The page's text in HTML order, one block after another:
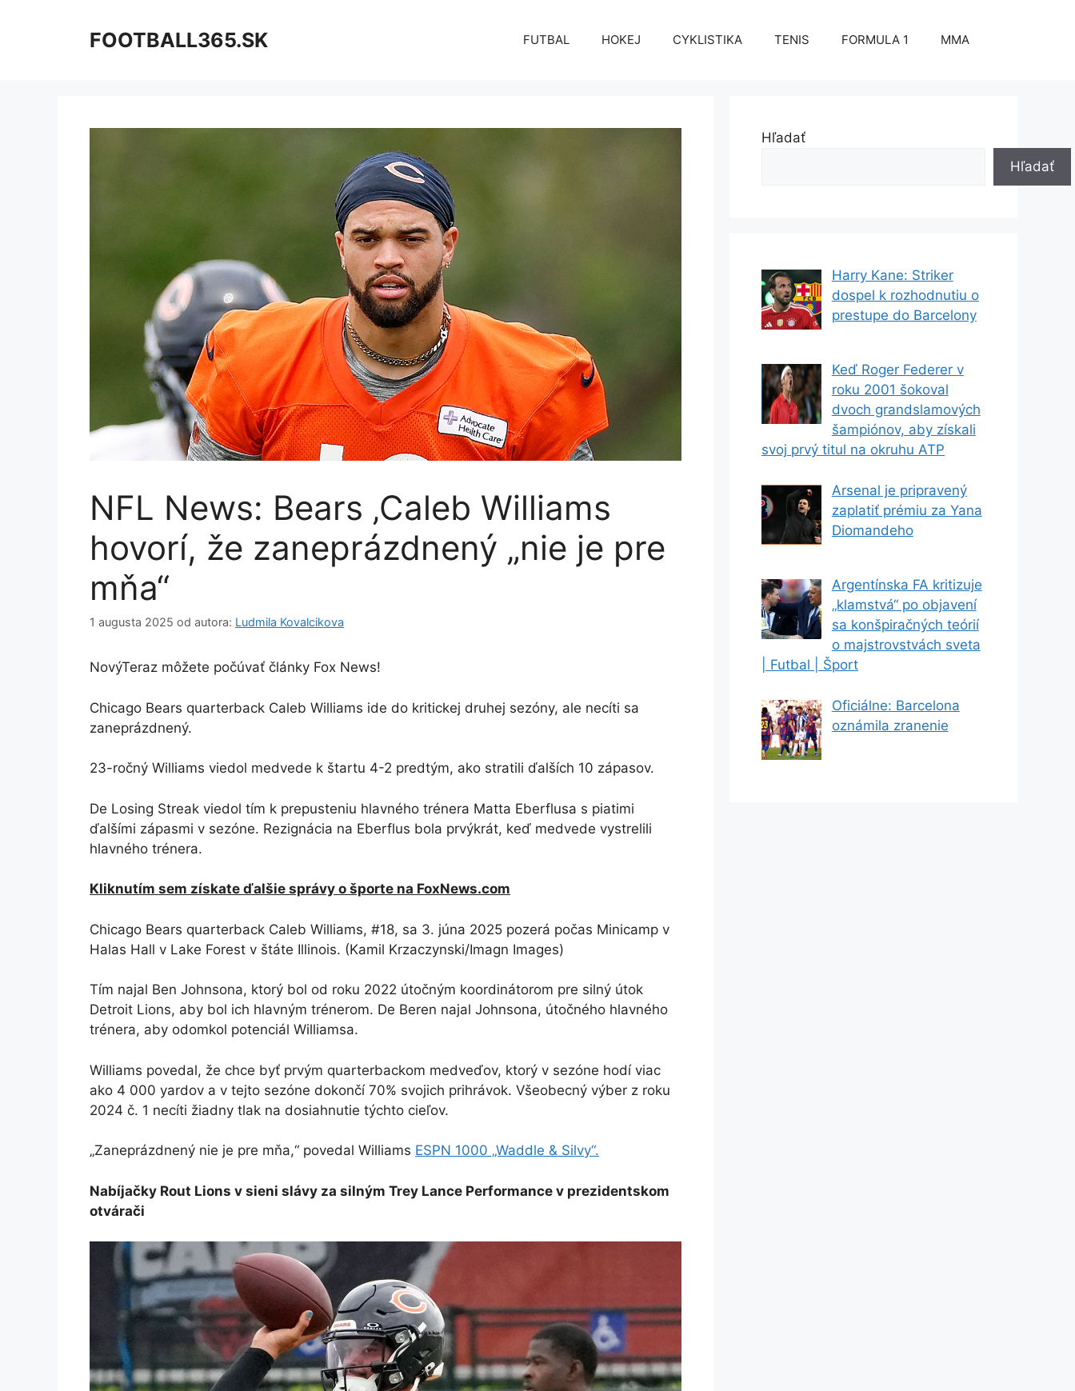
FOOTBALL365.SK FUTBAL HOKEJ CYKLISTIKA TENIS FORMULA 1 MMA
NFL News: Bears ‚Caleb Williams
hovorí, že zaneprázdnený „nie je pre
mňa“
1 augusta 2025 od autora: Ludmila Kovalcikova
NovýTeraz môžete počúvať články Fox News!
Chicago Bears quarterback Caleb Williams ide do kritickej druhej sezóny, ale necíti sa
zaneprázdnený.
23-ročný Williams viedol medvede k štartu 4-2 predtým, ako stratili ďalších 10 zápasov.
De Losing Streak viedol tím k prepusteniu hlavného trénera Matta Eberflusa s piatimi
ďalšími zápasmi v sezóne. Rezignácia na Eberflus bola prvýkrát, keď medvede vystrelili
hlavného trénera.
Kliknutím sem získate ďalšie správy o športe na FoxNews.com
Chicago Bears quarterback Caleb Williams, #18, sa 3. júna 2025 pozerá počas Minicamp v
Halas Hall v Lake Forest v štáte Illinois. (Kamil Krzaczynski/Imagn Images)
Tím najal Ben Johnsona, ktorý bol od roku 2022 útočným koordinátorom pre silný útok
Detroit Lions, aby bol ich hlavným trénerom. De Beren najal Johnsona, útočného hlavného
trénera, aby odomkol potenciál Williamsa.
Williams povedal, že chce byť prvým quarterbackom medveďov, ktorý v sezóne hodí viac
ako 4 000 yardov a v tejto sezóne dokončí 70% svojich prihrávok. Všeobecný výber z roku
2024 č. 1 necíti žiadny tlak na dosiahnutie týchto cieľov.
„Zaneprázdnený nie je pre mňa,“ povedal Williams ESPN 1000 „Waddle & Silvy“.
Nabíjačky Rout Lions v sieni slávy za silným Trey Lance Performance v prezidentskom
otvárači
Hľadať
Hľadať
Harry Kane: Striker
dospel k rozhodnutiu o
prestupe do Barcelony
Keď Roger Federer v
roku 2001 šokoval
dvoch grandslamových
šampiónov, aby získali
svoj prvý titul na okruhu ATP
Arsenal je pripravený
zaplatiť prémiu za Yana
Diomandeho
Argentínska FA kritizuje
„klamstvá“ po objavení
sa konšpiračných teórií
o majstrovstvách sveta
| Futbal | Šport
Oficiálne: Barcelona
oznámila zranenie